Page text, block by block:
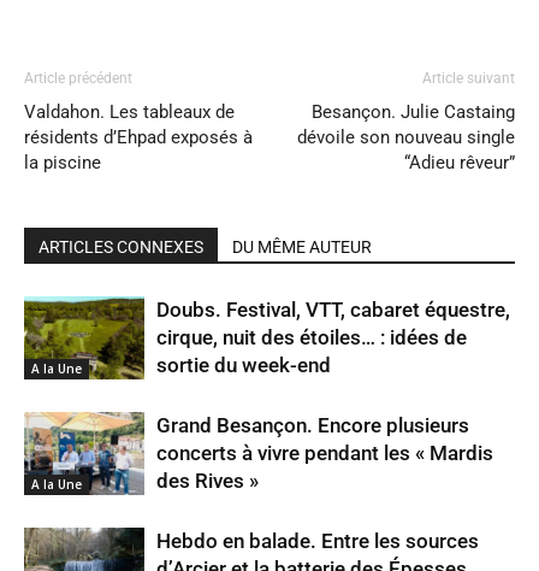
Article précédent
Valdahon. Les tableaux de
résidents d’Ehpad exposés à
la piscine
Article suivant
Besançon. Julie Castaing
dévoile son nouveau single
“Adieu rêveur”
ARTICLES CONNEXES DU MÊME AUTEUR
A la Une
Doubs. Festival, VTT, cabaret équestre,
cirque, nuit des étoiles… : idées de
sortie du week-end
A la Une
Grand Besançon. Encore plusieurs
concerts à vivre pendant les « Mardis
des Rives »
Hebdo en balade. Entre les sources